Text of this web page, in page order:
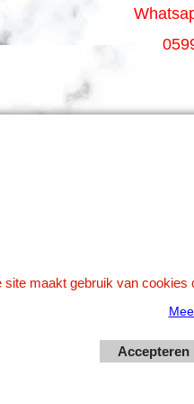
site maakt gebruik van cookies
Accepteren